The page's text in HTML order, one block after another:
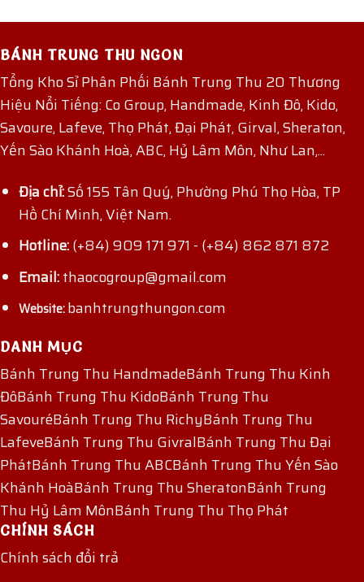
BÁNH TRUNG THU NGON
Tổng Kho Sỉ Phân Phối Bánh Trung Thu 20 Thương
Hiệu Nổi Tiếng: Co Group, Handmade, Kinh Đô, Kido,
Savoure, Lafeve, Thọ Phát, Đại Phát, Girval, Sheraton,
Yến Sào Khánh Hoà, ABC, Hỷ Lâm Môn, Như Lan,...
Địa chỉ:Số 155 Tân Quý, Phường Phú Thọ Hòa, TP
Hồ Chí Minh, Việt Nam.
Hotline:(+84) 909 171 971 - (+84) 862 871 872
Email:thaocogroup@gmail.com
Website:banhtrungthungon.com
DANH MỤC
Bánh Trung Thu HandmadeBánh Trung Thu Kinh
ĐôBánh Trung Thu KidoBánh Trung Thu
SavouréBánh Trung Thu RichyBánh Trung Thu
LafeveBánh Trung Thu GivralBánh Trung Thu Đại
PhátBánh Trung Thu ABCBánh Trung Thu Yến Sào
Khánh HoàBánh Trung Thu SheratonBánh Trung
Thu Hỷ Lâm MônBánh Trung Thu Thọ Phát
CHÍNH SÁCH
Chính sách đổi trả